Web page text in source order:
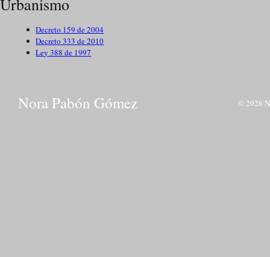
Urbanismo
Decreto 159 de 2004
Decreto 333 de 2010
Ley 388 de 1997
Nora Pabón Gómez © 2026